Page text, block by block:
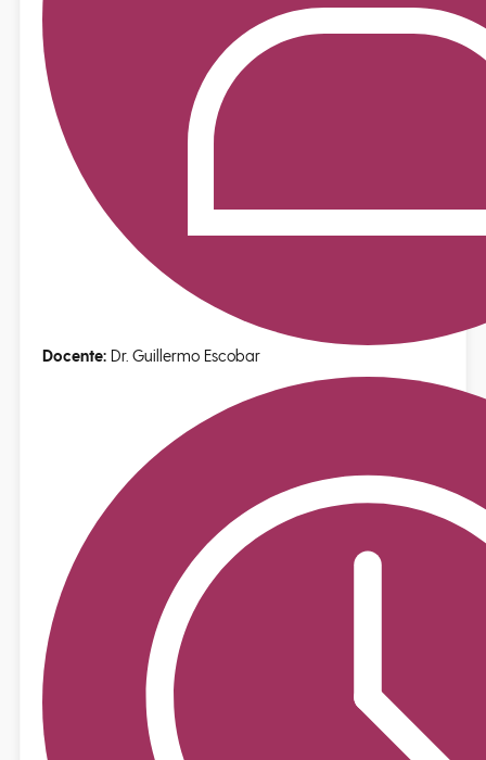
Docente: Dr. Guillermo Escobar